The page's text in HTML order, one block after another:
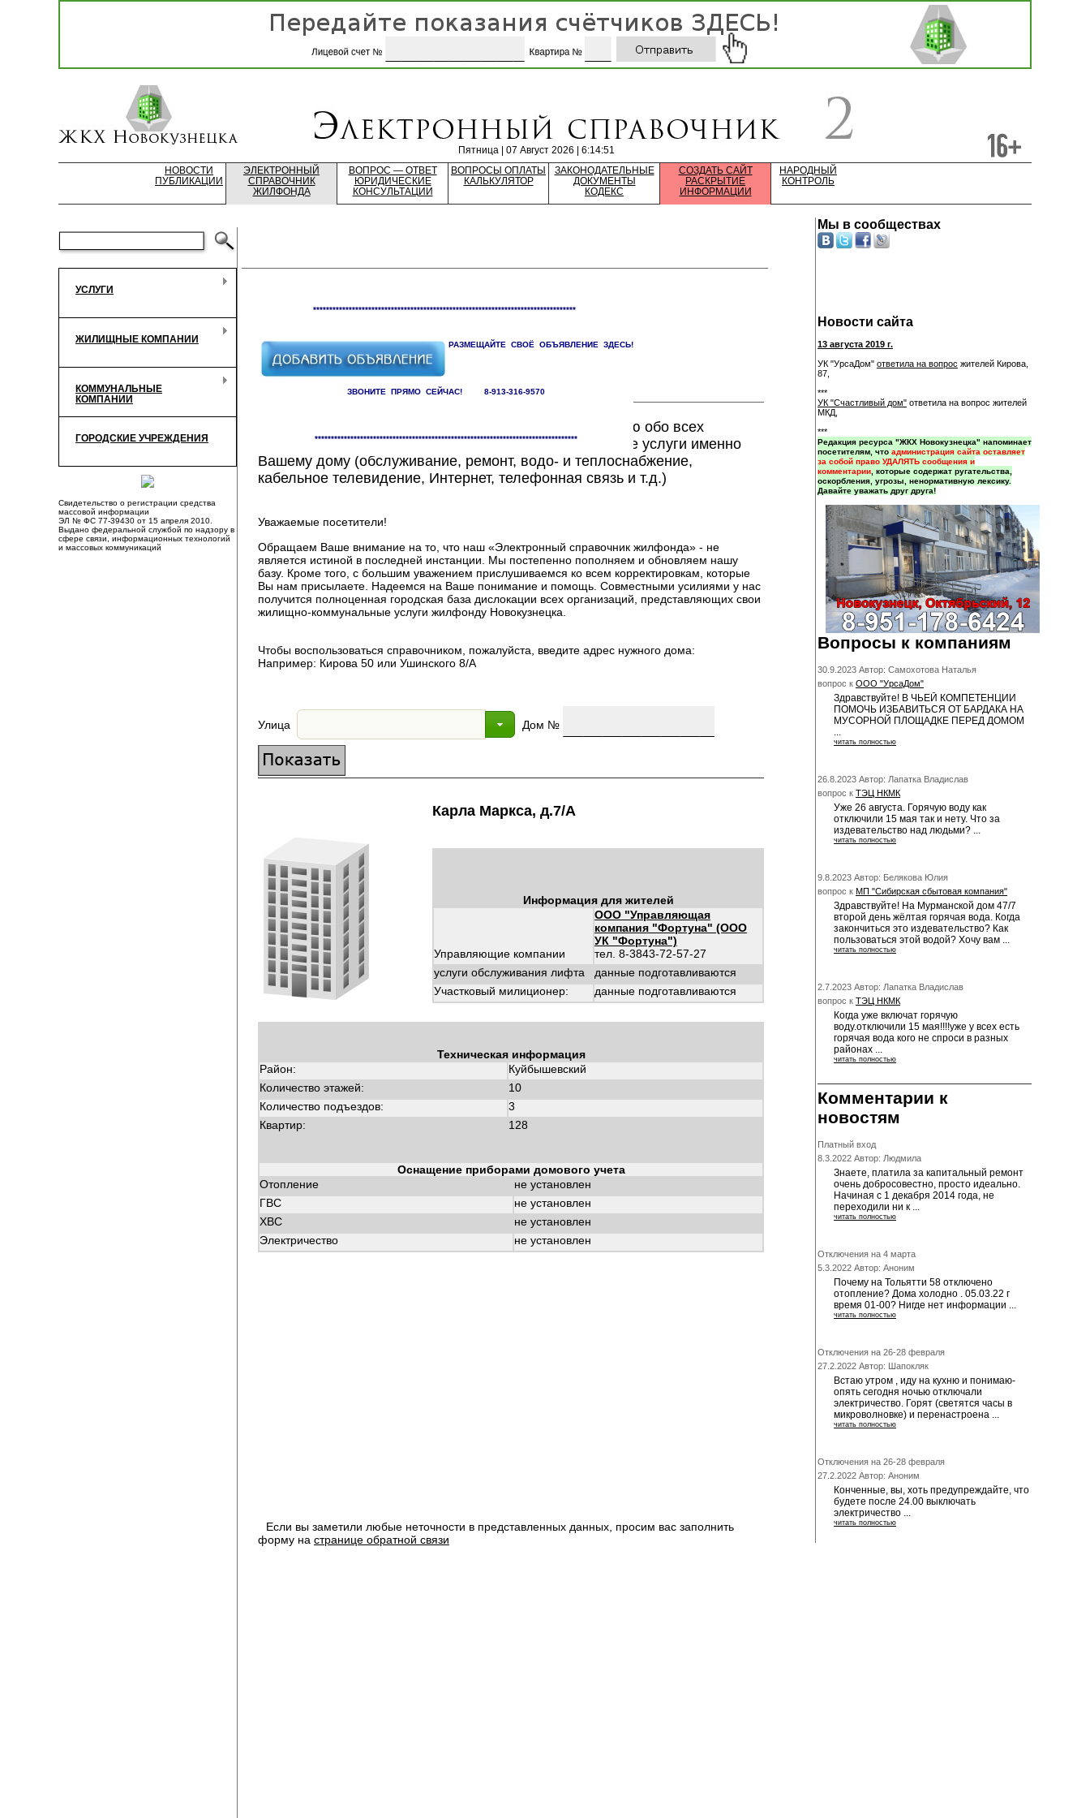
Пятница | 07 Август 2026 | 6:14:51
НОВОСТИ
ПУБЛИКАЦИИ
ЭЛЕКТРОННЫЙ
СПРАВОЧНИК
ЖИЛФОНДА
ВОПРОС — ОТВЕТ
ЮРИДИЧЕСКИЕ
КОНСУЛЬТАЦИИ
ВОПРОСЫ ОПЛАТЫ
КАЛЬКУЛЯТОР
ЗАКОНОДАТЕЛЬНЫЕ
ДОКУМЕНТЫ
КОДЕКС
СОЗДАТЬ САЙТ
РАСКРЫТИЕ
ИНФОРМАЦИИ
НАРОДНЫЙ
КОНТРОЛЬ
УСЛУГИ
ЖИЛИЩНЫЕ КОМПАНИИ
КОММУНАЛЬНЫЕ
КОМПАНИИ
ГОРОДСКИЕ УЧРЕЖДЕНИЯ
Свидетельство о регистрации средства
массовой информации
ЭЛ № ФС 77-39430 от 15 апреля 2010.
Выдано федеральной службой по надзору в
сфере связи, информационных технологий
и массовых коммуникаций
*********************************************************************************
РАЗМЕЩАЙТЕ СВОЁ ОБЪЯВЛЕНИЕ ЗДЕСЬ!
ЗВОНИТЕ ПРЯМО СЕЙЧАС! 8-913-316-9570
*********************************************************************************
Здесь Вы сможете найти исчерпывающую информацию обо всех
компаниях, предоставляющих жилищно-коммунальные услуги именно
Вашему дому (обслуживание, ремонт, водо- и теплоснабжение,
кабельное телевидение, Интернет, телефонная связь и т.д.)
Уважаемые посетители!
Обращаем Ваше внимание на то, что наш «Электронный справочник жилфонда» - не
является истиной в последней инстанции. Мы постепенно пополняем и обновляем нашу
базу. Кроме того, с большим уважением прислушиваемся ко всем корректировкам, которые
Вы нам присылаете. Надеемся на Ваше понимание и помощь. Совместными усилиями у нас
получится полноценная городская база дислокации всех организаций, представляющих свои
жилищно-коммунальные услуги жилфонду Новокузнецка.
Чтобы воспользоваться справочником, пожалуйста, введите адрес нужного дома:
Например: Кирова 50 или Ушинского 8/А
Улица Дом №
Карла Маркса, д.7/А
Информация для жителей
Управляющие компании
ООО "Управляющая
компания "Фортуна" (ООО
УК "Фортуна")
тел. 8-3843-72-57-27
услуги обслуживания лифта
данные подготавливаются
Участковый милиционер:
данные подготавливаются
Техническая информация
Район:
Куйбышевский
Количество этажей:
10
Количество подъездов:
3
Квартир:
128
Оснащение приборами домового учета
Отопление
не установлен
ГВС
не установлен
ХВС
не установлен
Электричество
не установлен
Если вы заметили любые неточности в представленных данных, просим вас заполнить
форму на странице обратной связи
Мы в сообществах
Новости сайта
13 августа 2019 г.
УК "УрсаДом" ответила на вопрос жителей Кирова,
87,
***
УК "Счастливый дом" ответила на вопрос жителей
МКД,
***
Редакция ресурса "ЖКХ Новокузнецка" напоминает
посетителям, что администрация сайта оставляет
за собой право УДАЛЯТЬ сообщения и
комментарии , которые содержат ругательства,
оскорбления, угрозы, ненормативную лексику.
Давайте уважать друг друга!
Вопросы к компаниям
30.9.2023 Автор: Самохотова Наталья
вопрос к ООО "УрсаДом"
Здравствуйте! В ЧЬЕЙ КОМПЕТЕНЦИИ
ПОМОЧЬ ИЗБАВИТЬСЯ ОТ БАРДАКА НА
МУСОРНОЙ ПЛОЩАДКЕ ПЕРЕД ДОМОМ
...
читать полностью
26.8.2023 Автор: Лапатка Владислав
вопрос к ТЭЦ НКМК
Уже 26 августа. Горячую воду как
отключили 15 мая так и нету. Что за
издевательство над людьми? ...
читать полностью
9.8.2023 Автор: Белякова Юлия
вопрос к МП "Сибирская сбытовая компания"
Здравствуйте! На Мурманской дом 47/7
второй день жёлтая горячая вода. Когда
закончиться это издевательство? Как
пользоваться этой водой? Хочу вам ...
читать полностью
2.7.2023 Автор: Лапатка Владислав
вопрос к ТЭЦ НКМК
Когда уже включат горячую
воду.отключили 15 мая!!!!уже у всех есть
горячая вода кого не спроси в разных
районах ...
читать полностью
Комментарии к
новостям
Платный вход
8.3.2022 Автор: Людмила
Знаете, платила за капитальный ремонт
очень добросовестно, просто идеально.
Начиная с 1 декабря 2014 года, не
переходили ни к ...
читать полностью
Отключения на 4 марта
5.3.2022 Автор: Аноним
Почему на Тольятти 58 отключено
отопление? Дома холодно . 05.03.22 г
время 01-00? Нигде нет информации ...
читать полностью
Отключения на 26-28 февраля
27.2.2022 Автор: Шапокляк
Встаю утром , иду на кухню и понимаю-
опять сегодня ночью отключали
электричество. Горят (светятся часы в
микроволновке) и перенастроена ...
читать полностью
Отключения на 26-28 февраля
27.2.2022 Автор: Аноним
Конченные, вы, хоть предупреждайте, что
будете после 24.00 выключать
электричество ...
читать полностью